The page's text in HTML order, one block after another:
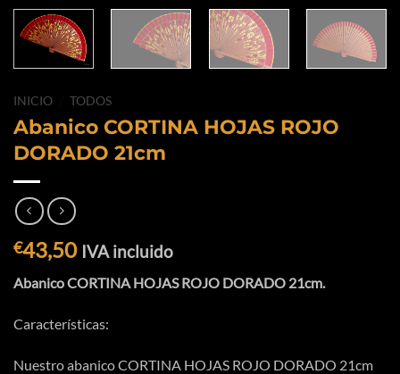
INICIO TODOS
Abanico CORTINA HOJAS ROJO
DORADO 21cm
€43,50 IVA incluido
Abanico CORTINA HOJAS ROJO DORADO 21cm.
Características:
Nuestro abanico CORTINA HOJAS ROJO DORADO 21cm